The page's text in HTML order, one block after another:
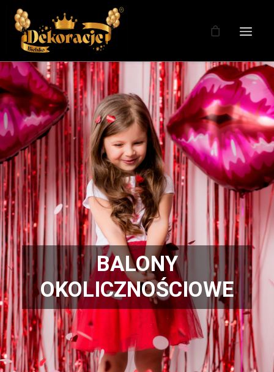
BALONY
OKOLICZNOŚCIOWE